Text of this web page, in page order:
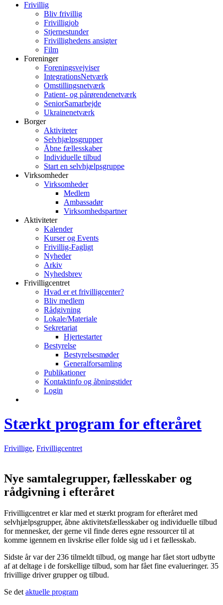
Frivillig
Bliv frivillig
Frivilligjob
Stjernestunder
Frivillighedens ansigter
Film
Foreninger
Foreningsvejviser
IntegrationsNetværk
Omstillingsnetværk
Patient- og pårørendenetværk
SeniorSamarbejde
Ukrainenetværk
Borger
Aktiviteter
Selvhjælpsgrupper
Åbne fællesskaber
Individuelle tilbud
Start en selvhjælpsgruppe
Virksomheder
Virksomheder
Medlem
Ambassadør
Virksomhedspartner
Aktiviteter
Kalender
Kurser og Events
Frivillig-Fagligt
Nyheder
Arkiv
Nyhedsbrev
Frivilligcentret
Hvad er et frivilligcenter?
Bliv medlem
Rådgivning
Lokale/Materiale
Sekretariat
Hjertestarter
Bestyrelse
Bestyrelsesmøder
Generalforsamling
Publikationer
Kontaktinfo og åbningstider
Login
Stærkt program for efteråret
Frivillige, Frivilligcentret
Nye samtalegrupper, fællesskaber og
rådgivning i efteråret
Frivilligcentret er klar med et stærkt program for efteråret med
selvhjælpsgrupper, åbne aktivitetsfællesskaber og individuelle tilbud
for mennesker, der gerne vil finde deres egne ressourcer til at
komme igennem en livskrise eller folde sig ud i et fællesskab.
Sidste år var der 236 tilmeldt tilbud, og mange har fået stort udbytte
af at deltage i de forskellige tilbud, som har fået fine evalueringer. 35
frivillige driver grupper og tilbud.
Se det aktuelle program